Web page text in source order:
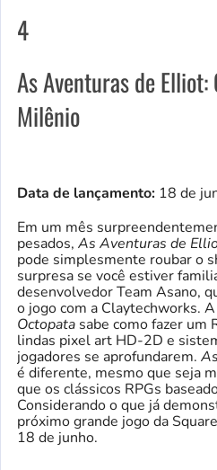
4
As Aventuras de Elliot:
Milênio
Data de lançamento: 18 de
Em um mês
pesados, As Aventuras de
pode simplesmente roubar o
surpresa se você estiver
desenvolvedor Team Asano,
o jogo com a Claytechworks.
Octopata sabe como fazer um
lindas pixel art HD-2D e
jogadores se aprofundarem.
é diferente, mesmo que seja
que os clássicos RPGs
Considerando o que já
próximo grande jogo da
18 de junho.